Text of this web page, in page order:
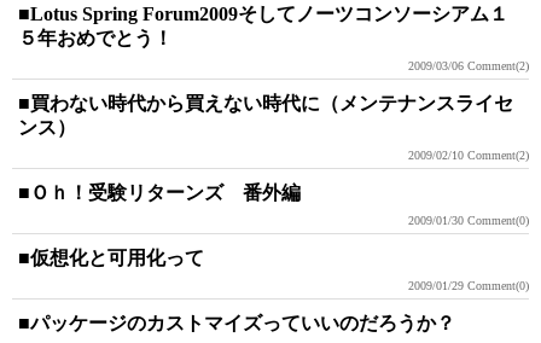
■Lotus Spring Forum2009そしてノーツコンソーシアム１
５年おめでとう！
2009/03/06 Comment(2)
■買わない時代から買えない時代に（メンテナンスライセ
ンス）
2009/02/10 Comment(2)
■Ｏｈ！受験リターンズ 番外編
2009/01/30 Comment(0)
■仮想化と可用化って
2009/01/29 Comment(0)
■パッケージのカストマイズっていいのだろうか？